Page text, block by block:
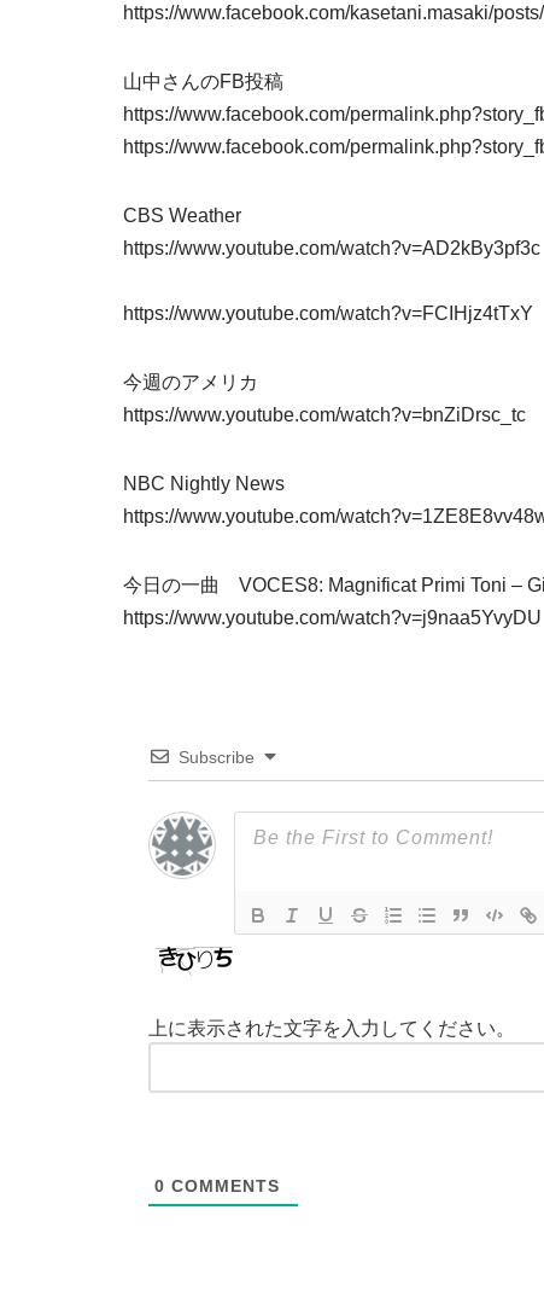
https://www.facebook.com/kasetani.masaki/
山中さんのFB投稿
https://www.facebook.com/
https://www.facebook.com/
CBS Weather
https://www.youtube.com/watch?v=AD2kBy3pf3c
https://www.youtube.com/watch?v=FCIHjz4tTxY
今週のアメリカ
https://www.youtube.com/watch?v=bnZiDrsc_tc
NBC Nightly News
https://www.youtube.com/
今日の一曲 VOCES8: Magnificat Primi Toni –
https://www.youtube.com/
Subscribe
上に表示された文字を入力してください。
0 COMMENTS